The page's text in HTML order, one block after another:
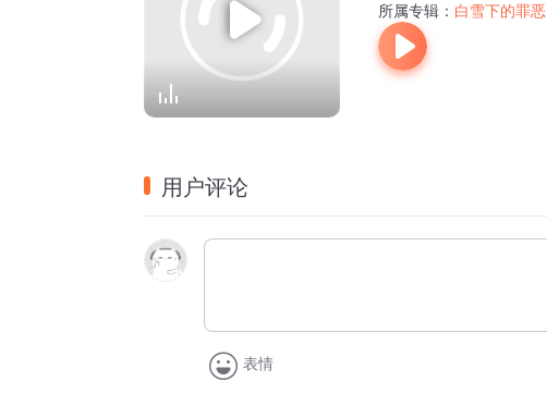
所属专辑： 白雪下的罪恶
用户评论
表情